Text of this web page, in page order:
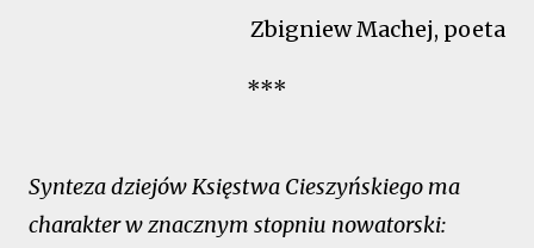
Zbigniew Machej, poeta
***
Synteza dziejów Księstwa Cieszyńskiego ma
charakter w znacznym stopniu nowatorski: